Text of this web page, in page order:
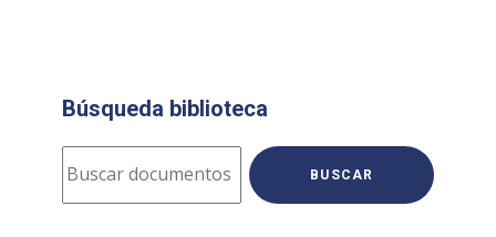
Búsqueda biblioteca
BUSCAR